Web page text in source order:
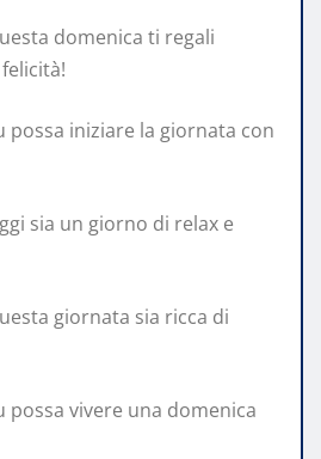
domenica ti regali
possa iniziare la giornata con
sia un giorno di relax e
giornata sia ricca di
possa vivere una domenica